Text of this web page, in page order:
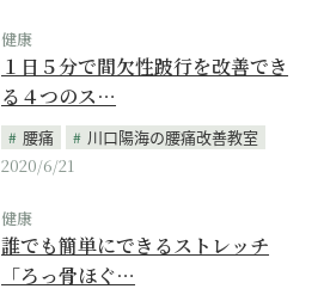
健康
１日５分で間欠性跛行を改善でき
る４つのス…
腰痛
川口陽海の腰痛改善教室
2020/6/21
健康
誰でも簡単にできるストレッチ
「ろっ骨ほぐ…